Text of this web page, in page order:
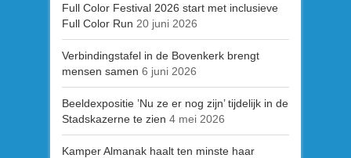
Full Color Festival 2026 start met inclusieve
Full Color Run 20 juni 2026
Verbindingstafel in de Bovenkerk brengt
mensen samen 6 juni 2026
Beeldexpositie ’Nu ze er nog zijn’ tijdelijk in de
Stadskazerne te zien 4 mei 2026
Kamper Almanak haalt ten minste haar